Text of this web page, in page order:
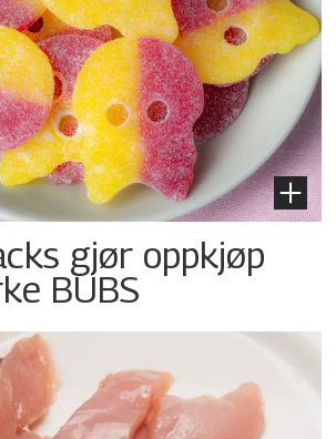
gjør oppkjøp
BUBS